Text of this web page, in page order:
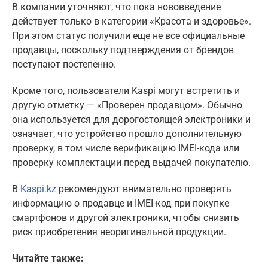
В компании уточняют, что пока нововведение
действует только в категории «Красота и здоровье».
При этом статус получили еще не все официальные
продавцы, поскольку подтверждения от брендов
поступают постепенно.
Кроме того, пользователи Kaspi могут встретить и
другую отметку — «Проверен продавцом». Обычно
она используется для дорогостоящей электроники и
означает, что устройство прошло дополнительную
проверку, в том числе верификацию IMEI-кода или
проверку комплектации перед выдачей покупателю.
В Kaspi.kz рекомендуют внимательно проверять
информацию о продавце и IMEI-код при покупке
смартфонов и другой электроники, чтобы снизить
риск приобретения неоригинальной продукции.
Читайте также: